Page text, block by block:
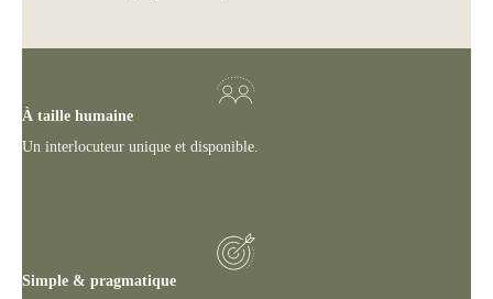
À taille humaine
Un interlocuteur unique et disponible.
Simple & pragmatique